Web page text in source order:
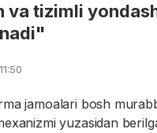
va tizimli
jamoalari bosh
yuzasidan